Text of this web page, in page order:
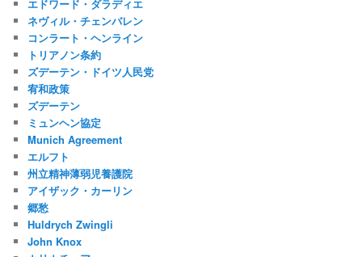
エドワード・ダラディエ
ネヴィル・チェンバレン
コンラート・ヘンライン
トリアノン条約
ズデーテン・ドイツ人民党
宥和政策
ズデーテン
ミュンヘン協定
Munich Agreement
エルフト
州立精神薄弱児養護院
アイザック・カーリン
郷愁
Huldrych Zwingli
John Knox